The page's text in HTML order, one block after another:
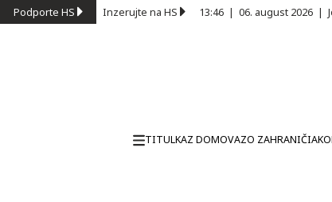
Podporte HS Inzerujte na HS 13:46 | 06. august 2026 |
TITULKAZ DOMOVAZO ZAHRANIČIA